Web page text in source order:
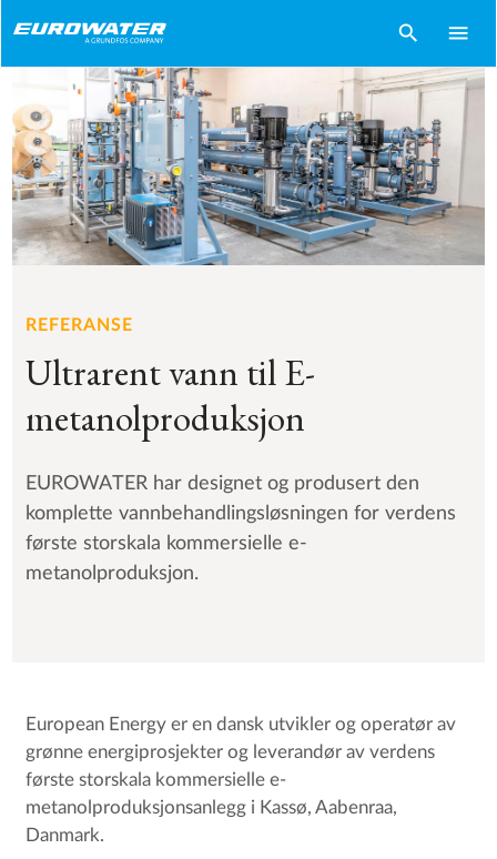
search menu
REFERANSE
Ultrarent vann til E-
metanolproduksjon
EUROWATER har designet og produsert den
komplette vannbehandlingsløsningen for verdens
første storskala kommersielle e-
metanolproduksjon.
European Energy er en dansk utvikler og operatør av
grønne energiprosjekter og leverandør av verdens
første storskala kommersielle e-
metanolproduksjonsanlegg i Kassø, Aabenraa,
Danmark.